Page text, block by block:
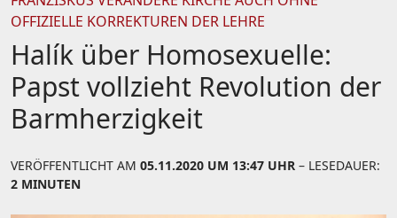
OFFIZIELLE KORREKTUREN DER LEHRE
Halík über Homosexuelle:
Papst vollzieht Revolution der
Barmherzigkeit
VERÖFFENTLICHT AM 05.11.2020 UM 13:47 UHR – LESEDAUER:
2 MINUTEN